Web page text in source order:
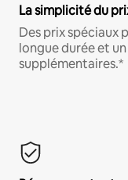
La simplicité du
Des prix spéciaux
longue durée et
supplémentaires.*